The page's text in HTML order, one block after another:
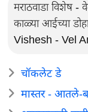
मराठवाडा विशेष -
काळ्या आईच्या
Vishesh - Vel
चॉकलेट डे
मास्तर - आतले-